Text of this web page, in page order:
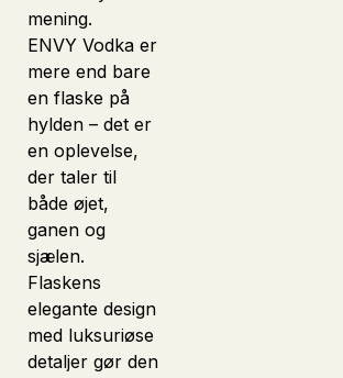
mening.
ENVY Vodka er
mere end bare
en flaske på
hylden – det er
en oplevelse,
der taler til
både øjet,
ganen og
sjælen.
Flaskens
elegante design
med luksuriøse
detaljer gør den